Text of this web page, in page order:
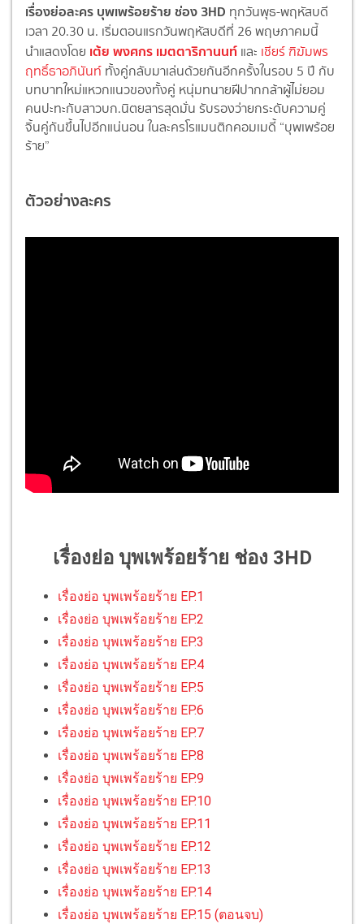
เรื่องย่อละคร บุพเพร้อยร้าย ช่อง 3HD ทุกวันพุธ-พฤหัสบดี
เวลา 20.30 น. เริ่มตอนแรกวันพฤหัสบดีที่ 26 พฤษภาคมนี้
นำแสดงโดย เต้ย พงศกร เมตตาริกานนท์ และ เชียร์ ฑิฆัมพร
ฤทธิ์ธาอภินันท์ ทั้งคู่กลับมาเล่นด้วยกันอีกครั้งในรอบ 5 ปี กับ
บทบาทใหม่แหวกแนวของทั้งคู่ หนุ่มทนายฝีปากกล้าผู้ไม่ยอม
คนปะทะกับสาวบก.นิตยสารสุดมั่น รับรองว่ายกระดับความคู่
จิ้นคู่กันขึ้นไปอีกแน่นอน ในละครโรแมนติกคอมเมดี้ “บุพเพร้อย
ร้าย”
ตัวอย่างละคร
เรื่องย่อ บุพเพร้อยร้าย ช่อง 3HD
เรื่องย่อ บุพเพร้อยร้าย EP.1
เรื่องย่อ บุพเพร้อยร้าย EP.2
เรื่องย่อ บุพเพร้อยร้าย EP.3
เรื่องย่อ บุพเพร้อยร้าย EP.4
เรื่องย่อ บุพเพร้อยร้าย EP.5
เรื่องย่อ บุพเพร้อยร้าย EP.6
เรื่องย่อ บุพเพร้อยร้าย EP.7
เรื่องย่อ บุพเพร้อยร้าย EP.8
เรื่องย่อ บุพเพร้อยร้าย EP.9
เรื่องย่อ บุพเพร้อยร้าย EP.10
เรื่องย่อ บุพเพร้อยร้าย EP.11
เรื่องย่อ บุพเพร้อยร้าย EP.12
เรื่องย่อ บุพเพร้อยร้าย EP.13
เรื่องย่อ บุพเพร้อยร้าย EP.14
เรื่องย่อ บุพเพร้อยร้าย EP.15 (ตอนจบ)